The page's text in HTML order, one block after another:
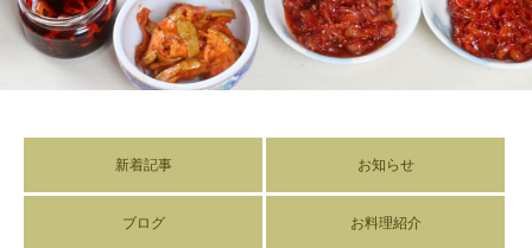
新着記事 お知らせ
ブログ お料理紹介